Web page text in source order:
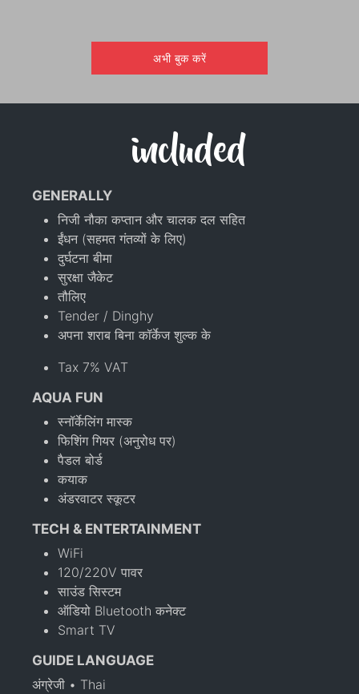
अभी बुक करें
included
GENERALLY
निजी नौका कप्तान और चालक दल सहित
ईंधन (सहमत गंतव्यों के लिए)
दुर्घटना बीमा
सुरक्षा जैकेट
तौलिए
Tender / Dinghy
अपना शराब बिना कॉर्केज शुल्क के
Tax 7% VAT
AQUA FUN
स्नॉर्केलिंग मास्क
फिशिंग गियर (अनुरोध पर)
पैडल बोर्ड
कयाक
अंडरवाटर स्कूटर
TECH & ENTERTAINMENT
WiFi
120/220V पावर
साउंड सिस्टम
ऑडियो Bluetooth कनेक्ट
Smart TV
GUIDE LANGUAGE
अंग्रेजी • Thai